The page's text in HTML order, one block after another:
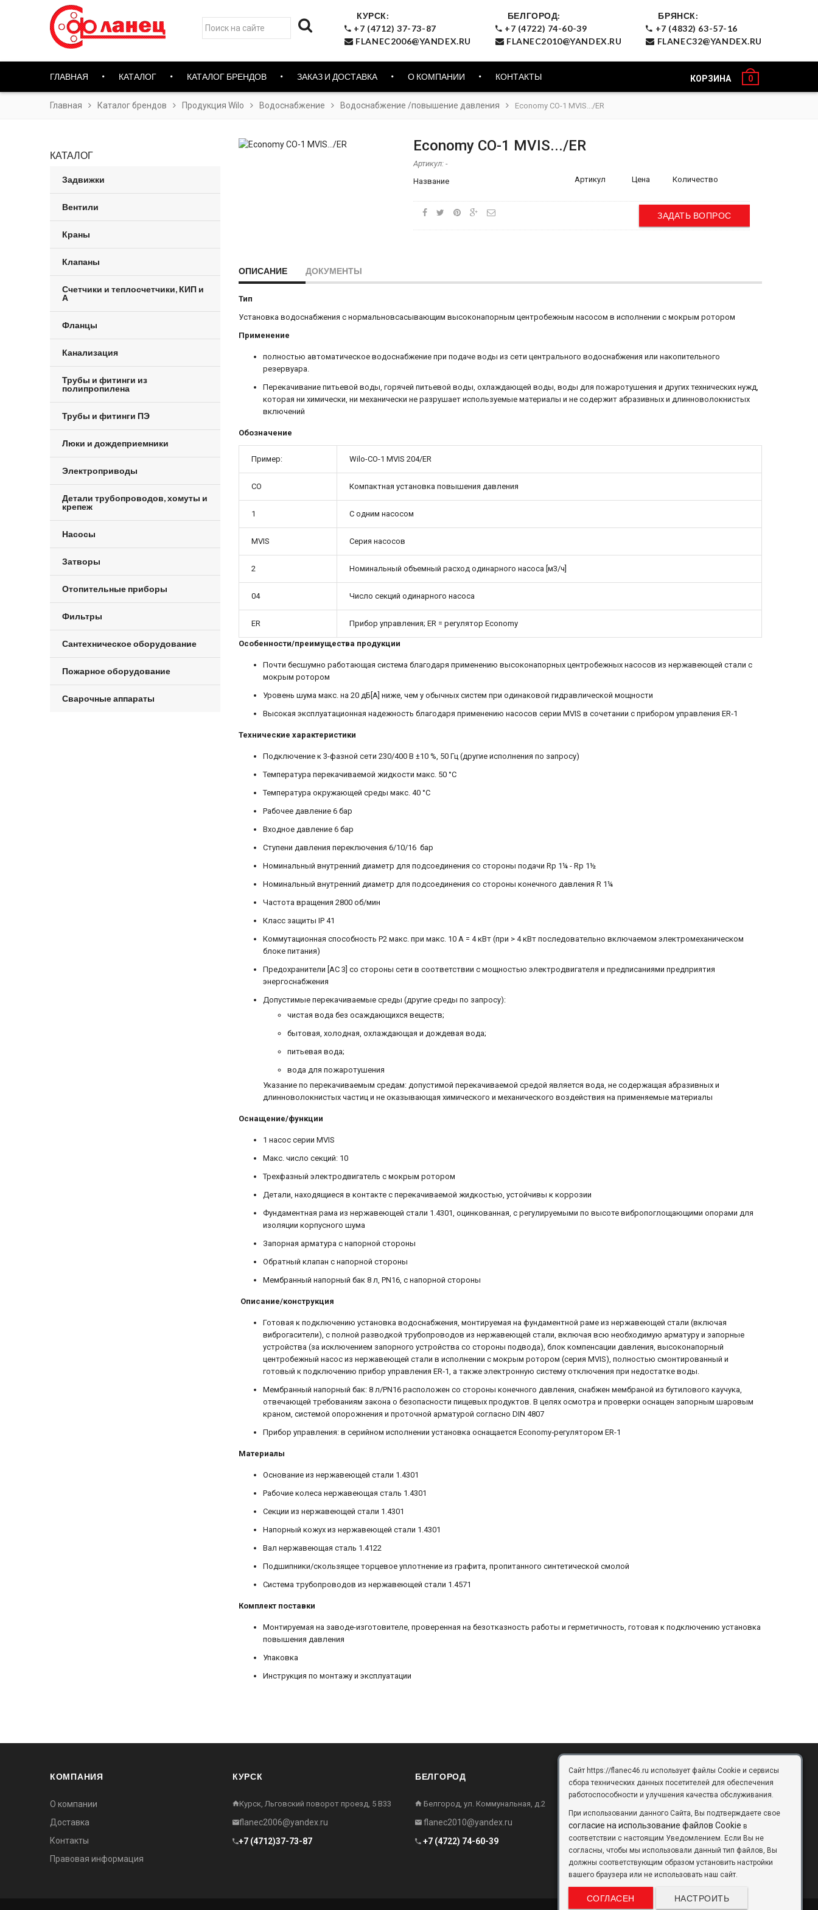
КУРСК:
+7 (4712) 37-73-87
FLANEC2006@YANDEX.RU
БЕЛГОРОД:
+7 (4722) 74-60-39
FLANEC2010@YANDEX.RU
БРЯНСК:
+7 (4832) 63-57-16
FLANEC32@YANDEX.RU
ГЛАВНАЯ КАТАЛОГ КАТАЛОГ БРЕНДОВ ЗАКАЗ И ДОСТАВКА О КОМПАНИИ КОНТАКТЫ КОРЗИНА 0
Главная Каталог брендов Продукция Wilo Водоснабжение Водоснабжение /повышение давления Economy CO-1 MVIS.../ER
КАТАЛОГ
Задвижки
Вентили
Краны
Клапаны
Счетчики и теплосчетчики, КИП и
А
Фланцы
Канализация
Трубы и фитинги из
полипропилена
Трубы и фитинги ПЭ
Люки и дождеприемники
Электроприводы
Детали трубопроводов, хомуты и
крепеж
Насосы
Затворы
Отопительные приборы
Фильтры
Сантехническое оборудование
Пожарное оборудование
Сварочные аппараты
Economy CO-1 MVIS.../ER
Артикул: -
Название
Артикул Цена Количество
ЗАДАТЬ ВОПРОС
ОПИСАНИЕ ДОКУМЕНТЫ
Тип
Установка водоснабжения с нормальновсасывающим высоконапорным центробежным насосом в исполнении с мокрым ротором
Применение
полностью автоматическое водоснабжение при подаче воды из сети центрального водоснабжения или накопительного
резервуара.
Перекачивание питьевой воды, горячей питьевой воды, охлаждающей воды, воды для пожаротушения и других технических нужд,
которая ни химически, ни механически не разрушает используемые материалы и не содержит абразивных и длинноволокнистых
включений
Обозначение
Пример: Wilo-CO-1 MVIS 204/ER
CO Компактная установка повышения давления
1 С одним насосом
MVIS Серия насосов
2 Номинальный объемный расход одинарного насоса [м3/ч]
04 Число секций одинарного насоса
ER Прибор управления; ER = регулятор Economy
Особенности/преимущества продукции
Почти бесшумно работающая система благодаря применению высоконапорных центробежных насосов из нержавеющей стали с
мокрым ротором
Уровень шума макс. на 20 дБ[A] ниже, чем у обычных систем при одинаковой гидравлической мощности
Высокая эксплуатационная надежность благодаря применению насосов серии MVIS в сочетании с прибором управления ER‐1
Технические характеристики
Подключение к 3-фазной сети 230/400 В ±10 %, 50 Гц (другие исполнения по запросу)
Температура перекачиваемой жидкости макс. 50 °C
Температура окружающей среды макс. 40 °C
Рабочее давление 6 бар
Входное давление 6 бар
Ступени давления переключения 6/10/16 бар
Номинальный внутренний диаметр для подсоединения со стороны подачи Rp 1¼ - Rp 1½
Номинальный внутренний диаметр для подсоединения со стороны конечного давления R 1¼
Частота вращения 2800 об/мин
Класс защиты IP 41
Коммутационная способность P2 макс. при макс. 10 A = 4 кВт (при > 4 кВт последовательно включаемом электромеханическом
блоке питания)
Предохранители [AC 3] со стороны сети в соответствии с мощностью электродвигателя и предписаниями предприятия
энергоснабжения
Допустимые перекачиваемые среды (другие среды по запросу):
чистая вода без осаждающихся веществ;
бытовая, холодная, охлаждающая и дождевая вода;
питьевая вода;
вода для пожаротушения
Указание по перекачиваемым средам: допустимой перекачиваемой средой является вода, не содержащая абразивных и
длинноволокнистых частиц и не оказывающая химического и механического воздействия на применяемые материалы
Оснащение/функции
1 насос серии MVIS
Макс. число секций: 10
Трехфазный электродвигатель с мокрым ротором
Детали, находящиеся в контакте с перекачиваемой жидкостью, устойчивы к коррозии
Фундаментная рама из нержавеющей стали 1.4301, оцинкованная, с регулируемыми по высоте вибропоглощающими опорами для
изоляции корпусного шума
Запорная арматура с напорной стороны
Обратный клапан с напорной стороны
Мембранный напорный бак 8 л, PN16, с напорной стороны
Описание/конструкция
Готовая к подключению установка водоснабжения, монтируемая на фундаментной раме из нержавеющей стали (включая
виброгасители), с полной разводкой трубопроводов из нержавеющей стали, включая всю необходимую арматуру и запорные
устройства (за исключением запорного устройства со стороны подвода), блок компенсации давления, высоконапорный
центробежный насос из нержавеющей стали в исполнении с мокрым ротором (серия MVIS), полностью смонтированный и
готовый к подключению прибор управления ER‐1, а также электронную систему отключения при недостатке воды.
Мембранный напорный бак: 8 л/PN16 расположен со стороны конечного давления, снабжен мембраной из бутилового каучука,
отвечающей требованиям закона о безопасности пищевых продуктов. В целях осмотра и проверки оснащен запорным шаровым
краном, системой опорожнения и проточной арматурой согласно DIN 4807
Прибор управления: в серийном исполнении установка оснащается Economy‐регулятором ER-1
Материалы
Основание из нержавеющей стали 1.4301
Рабочие колеса нержавеющая сталь 1.4301
Секции из нержавеющей стали 1.4301
Напорный кожух из нержавеющей стали 1.4301
Вал нержавеющая сталь 1.4122
Подшипники/скользящее торцевое уплотнение из графита, пропитанного синтетической смолой
Система трубопроводов из нержавеющей стали 1.4571
Комплект поставки
Монтируемая на заводе-изготовителе, проверенная на безотказность работы и герметичность, готовая к подключению установка
повышения давления
Упаковка
Инструкция по монтажу и эксплуатации
КОМПАНИЯ
О компании
Доставка
Контакты
Правовая информация
КУРСК
Курск, Льговский поворот проезд, 5 В33
flanec2006@yandex.ru
+7 (4712)37-73-87
БЕЛГОРОД
Белгород, ул. Коммунальная, д.2
flanec2010@yandex.ru
+7 (4722) 74-60-39
БРЯНСК
flanec32@yandex.ru
+7 (4832) 63-57-16
Сайт https://flanec46.ru использует файлы Cookie и сервисы
сбора технических данных посетителей для обеспечения
работоспособности и улучшения качества обслуживания.
При использовании данного Сайта, Вы подтверждаете свое
согласие на использование файлов Cookie в
соответствии с настоящим Уведомлением. Если Вы не
согласны, чтобы мы использовали данный тип файлов, Вы
должны соответствующим образом установить настройки
вашего браузера или не использовать наш сайт.
СОГЛАСЕН НАСТРОИТЬ